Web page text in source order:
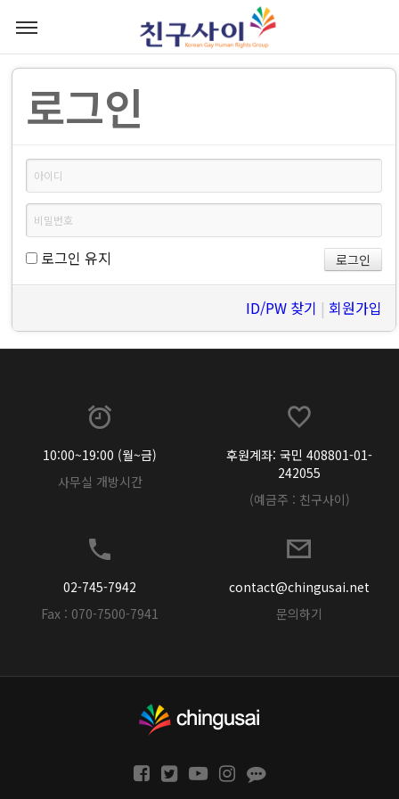
로그인
로그인 유지
ID/PW 찾기 | 회원가입
10:00~19:00 (월~금)
사무실 개방시간
후원계좌: 국민 408801-01-
242055
(예금주 : 친구사이)
02-745-7942
Fax : 070-7500-7941
contact@chingusai.net
문의하기